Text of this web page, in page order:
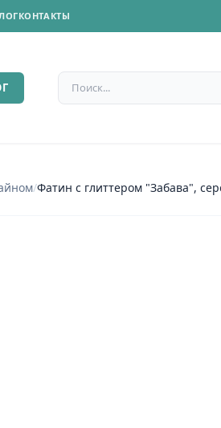
КОНТАКТЫ
Поиск по сайту
/Фатин с глиттером "Забава",